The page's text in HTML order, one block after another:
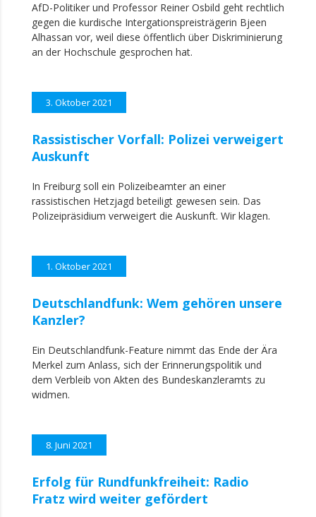
AfD-Politiker und Professor Reiner Osbild geht rechtlich
gegen die kurdische Intergationspreisträgerin Bjeen
Alhassan vor, weil diese öffentlich über Diskriminierung
an der Hochschule gesprochen hat.
3. Oktober 2021
Rassistischer Vorfall: Polizei verweigert
Auskunft
In Freiburg soll ein Polizeibeamter an einer
rassistischen Hetzjagd beteiligt gewesen sein. Das
Polizeipräsidium verweigert die Auskunft. Wir klagen.
1. Oktober 2021
Deutschlandfunk: Wem gehören unsere
Kanzler?
Ein Deutschlandfunk-Feature nimmt das Ende der Ära
Merkel zum Anlass, sich der Erinnerungspolitik und
dem Verbleib von Akten des Bundeskanzleramts zu
widmen.
8. Juni 2021
Erfolg für Rundfunkfreiheit: Radio
Fratz wird weiter gefördert